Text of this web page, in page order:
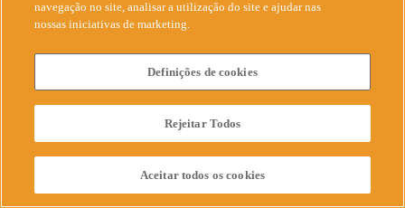
navegação no site, analisar a utilização do site e ajudar nas
nossas iniciativas de marketing.
Definições de cookies
Rejeitar Todos
Aceitar todos os cookies